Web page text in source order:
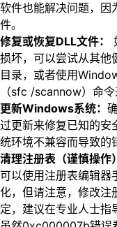
软件也能解决问题，因
件。
修复或恢复DLL文件：
损坏，可以尝试从其他
目录，或者使用
（sfc /scannow）命
更新Windows系统：
过更新来修复已知的安
统环境不兼容而导致的
清理注册表（谨慎操作
可以使用注册表编辑器
化，但请注意，修改注
定，建议在专业人士指